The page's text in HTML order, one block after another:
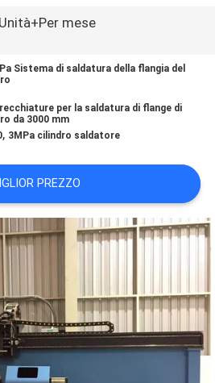
mese
Sistema di saldatura della flangia del
per la saldatura di flange di
da 3000 mm
, 3MPa cilindro saldatore
PREZZO